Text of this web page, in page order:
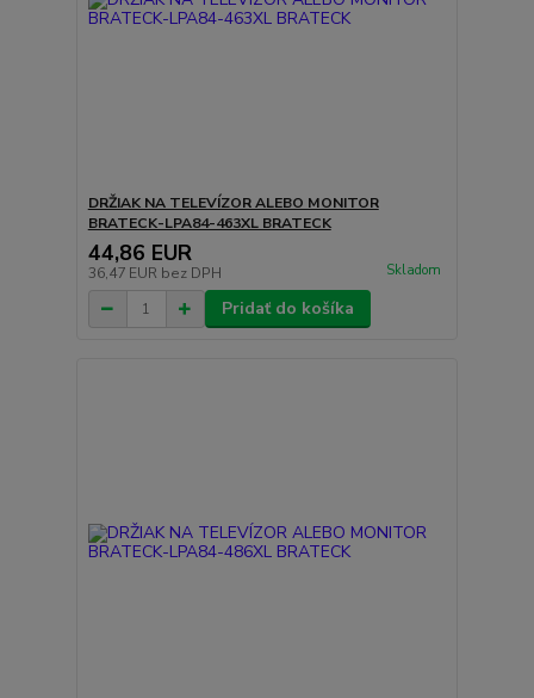
DRŽIAK NA TELEVÍZOR ALEBO MONITOR
BRATECK-LPA84-463XL BRATECK
44,86 EUR
36,47 EUR bez DPH Skladom
Pridať do košíka